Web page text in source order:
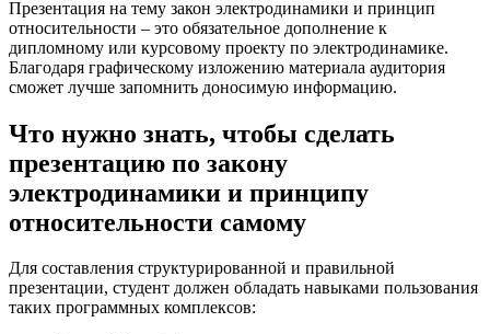
Презентация на тему закон электродинамики и принцип
относительности – это обязательное дополнение к
дипломному или курсовому проекту по электродинамике.
Благодаря графическому изложению материала аудитория
сможет лучше запомнить доносимую информацию.
Что нужно знать, чтобы сделать
презентацию по закону
электродинамики и принципу
относительности самому
Для составления структурированной и правильной
презентации, студент должен обладать навыками пользования
таких программных комплексов: